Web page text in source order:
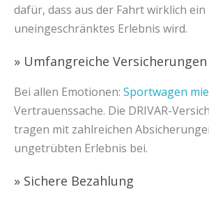
dafür, dass aus der Fahrt wirklich ein
uneingeschränktes Erlebnis wird.
» Umfangreiche Versicherungen
Bei allen Emotionen: Sportwagen
Vertrauenssache. Die DRIVAR-
tragen mit zahlreichen
ungetrübten Erlebnis bei.
» Sichere Bezahlung